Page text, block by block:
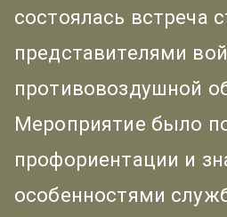
состоялась встреча
представителями
противовоздушной
Мероприятие было
профориентации и
особенностями